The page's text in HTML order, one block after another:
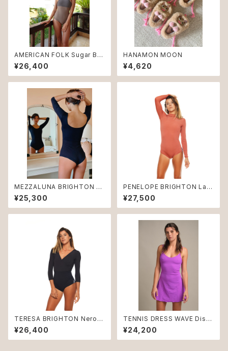
AMERICAN FOLK Sugar Bro
wn NUDE ♻︎
¥26,400
HANAMON MOON
¥4,620
MEZZALUNA BRIGHTON N
ero ♻︎
¥25,300
PENELOPE BRIGHTON Lan
d ♻︎
¥27,500
TERESA BRIGHTON Nero
♻︎
¥26,400
TENNIS DRESS WAVE Disc
o ♻︎
¥24,200